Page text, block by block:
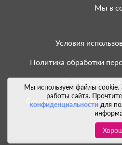
Мы используем файлы cookie.
работы сайта.
конфиденциальностидля
Мы в
Условия
Политика обработки
Условия заказа
Согласие на обработку